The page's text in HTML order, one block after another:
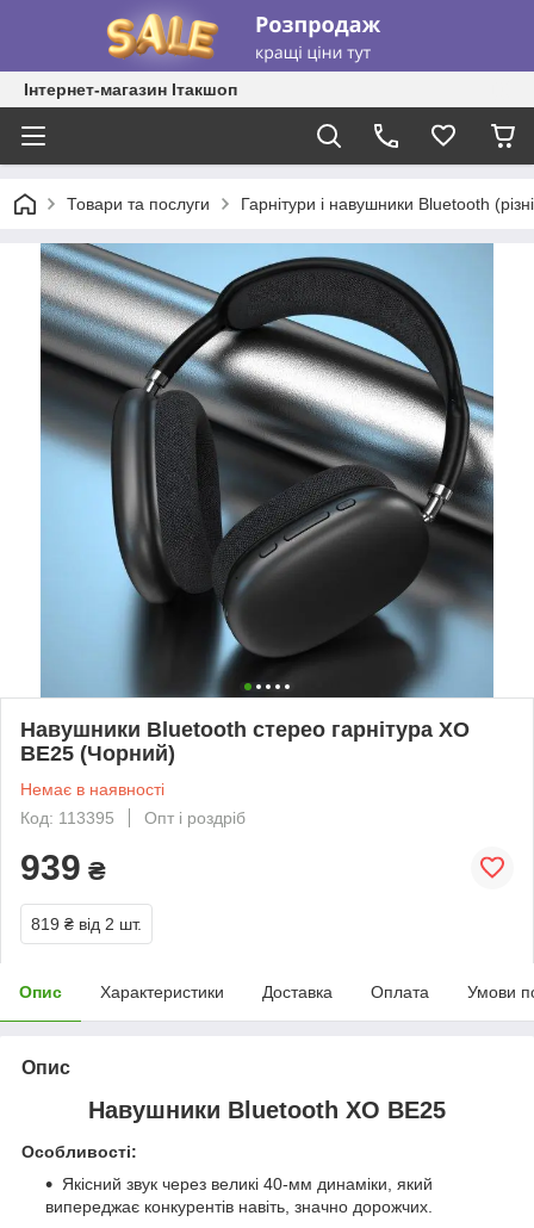
Інтернет-магазин Ітакшоп
Товари та послуги Гарнітури і навушники Bluetooth
Навушники Bluetooth стерео гарнітура XO
BE25 (Чорний)
Немає в наявності
Код: 113395
Опт і роздріб
939 ₴
819 ₴ від 2 шт.
Опис Характеристики Доставка Оплата Умови
Опис
Навушники Bluetooth XO BE25
Особливості:
Якісний звук через великі 40-мм динаміки, який
випереджає конкурентів навіть, значно дорожчих.